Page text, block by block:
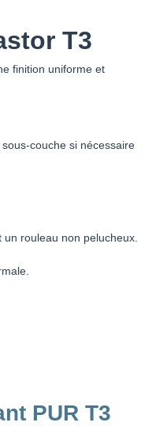
T3
finition uniforme et
couche si nécessaire
un rouleau non pelucheux.
PUR T3